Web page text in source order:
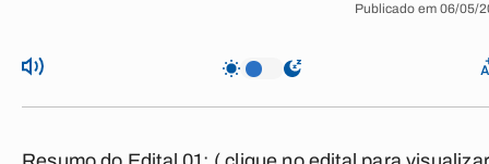
Publicado em 06/05/